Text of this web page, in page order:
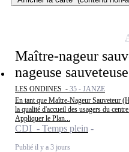
Maître-nageur
nageuse
LES ONDINES - 35 - JANZE
En tant que Maître-Nageur Sauveteur
la qualité d'accueil des usagers du
Appliquer le Plan...
CDI - Temps plein
Publié il y a 3 jours